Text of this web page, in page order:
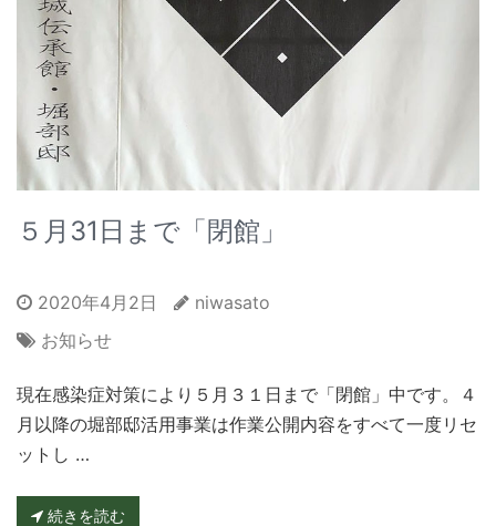
５月31日まで「閉館」
2020年4月2日
niwasato
お知らせ
現在感染症対策により５月３１日まで「閉館」中です。４
月以降の堀部邸活用事業は作業公開内容をすべて一度リセ
ットし …
続きを読む